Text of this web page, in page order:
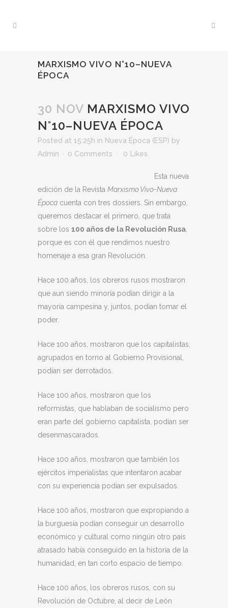
MARXISMO VIVO N°10–NUEVA
ÉPOCA
30 NOV MARXISMO VIVO
N°10–NUEVA ÉPOCA
Posted at 15:25h in Nueva Época (ESP) by
Admin
0 Comments 0 Likes
Esta nueva
edición de la Revista Marxismo Vivo-Nueva
Época cuenta con tres dossiers. Sin embargo,
queremos destacar el primero, que trata
sobre los 100 años de la Revolución Rusa
porque es con él que rendimos nuestro
homenaje a esa gran Revolución.
Hace 100 años, los obreros rusos mostraron
que aun siendo minoría podían dirigir a la
mayoría campesina y, juntos, podían tomar el
poder.
Hace 100 años, mostraron que los capitalistas,
agrupados en torno al Gobierno Provisional,
podían ser derrotados.
Hace 100 años, mostraron que los
reformistas, que hablaban de socialismo pero
eran parte del gobierno capitalista, podían ser
desenmascarados.
Hace 100 años, mostraron que también los
ejércitos imperialistas que intentaron acabar
con su experiencia podían ser expulsados.
Hace 100 años, mostraron que expropiando a
la burguesía podían conseguir un desarrollo
económico y cultural como ningún otro país
atrasado había conseguido en la historia de la
humanidad, en tan corto espacio de tiempo.
Hace 100 años, los obreros rusos, con su
Revolución de Octubre, al decir de León